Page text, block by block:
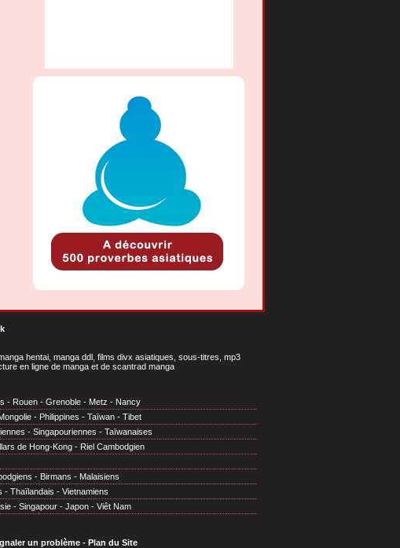
hentai, manga ddl, films divx asiatiques, sous-titres, mp3
en ligne de manga et de scantrad manga
- Rouen - Grenoble - Metz - Nancy
- Philippines - Taïwan - Tibet
- Singapouriennes - Taïwanaises
de Hong-Kong - Riel Cambodgien
- Birmans - Malaisiens
- Thaïlandais - Vietnamiens
- Singapour - Japon - Viêt Nam
un problème- Plan du Site